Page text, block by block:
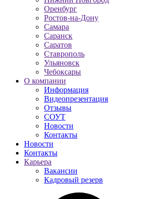
Оренбург
Ростов-на-Дону
Самара
Саранск
Саратов
Ставрополь
Ульяновск
Чебоксары
О компании
Информация
Видеопрезентация
Отзывы
СОУТ
Новости
Контакты
Новости
Контакты
Карьера
Вакансии
Кадровый резерв